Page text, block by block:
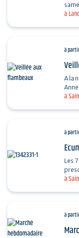
à
à
à
A la
à
à
Les
5
à